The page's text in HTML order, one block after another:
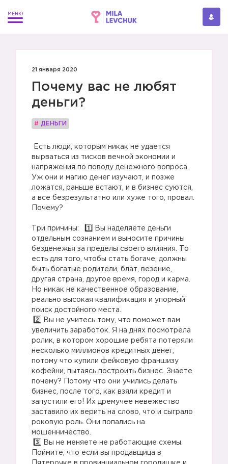
21 января 2020
Почему вас не любят
деньги?
# ДЕНЬГИ
Есть люди, которым никак не удается
вырваться из тисков вечной экономии и
напряжения по поводу денежного вопроса.
Уж они и магию денег изучают, и позже
ложатся, раньше встают, и в бизнес суются,
а все безрезультатно или хуже того, провал.
Почему?
Три причины:
Вы наделяете деньги
отдельным сознанием и выносите причины
безденежья за пределы своего влияния. То
есть для того, чтобы стать богаче, должны
быть богатые родители, блат, везение,
другая страна, другое время, город и карма.
Но никак не качественное образование,
реально высокая квалификация и упорный
поиск достойного места.
Вы не учитесь тому, что поможет вам
увеличить заработок. Я на днях посмотрела
ролик, в котором хорошие ребята потеряли
несколько миллионов кредитных денег,
потому что купили фейковую франшизу
кофейни, пытаясь построить бизнес. Знаете
почему? Потому что они учились делать
бизнес, после того, как взяли кредит и
запустили его! Их дремучее невежество
заставило их верить на слово, что и сыграло
роковую роль. Они попались на
мошенничество.
Вы не меняете не работающие схемы.
Поймите, что если вы продавщица в